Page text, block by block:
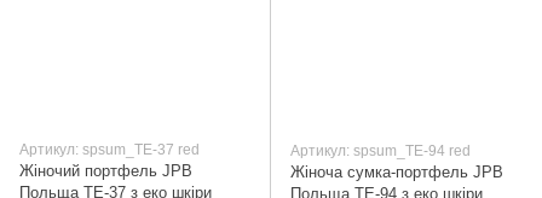
Артикул: spsum_TE-37 red
Жіночий портфель JPB
Польща TE-37 з еко шкіри
Артикул: spsum_TE-94 red
Жіноча сумка-портфель JPB
Польща TE-94 з еко шкіри